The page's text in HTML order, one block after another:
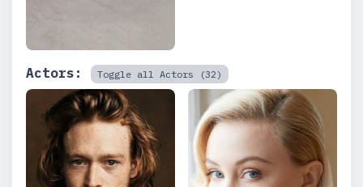
Actors: Toggle all Actors (32)